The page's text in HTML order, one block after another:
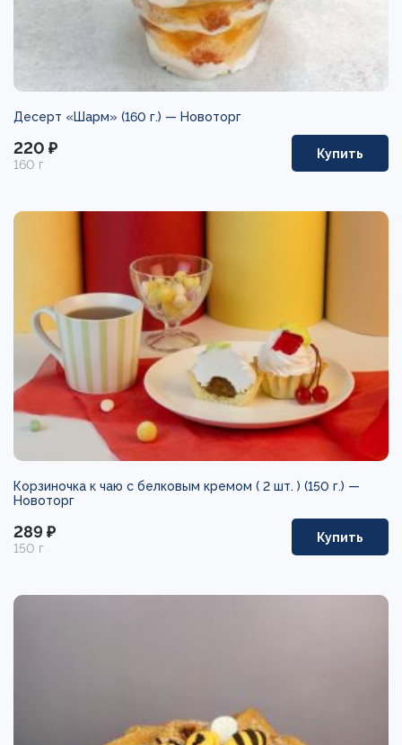
Десерт «Шарм» (160 г.) — Новоторг
220 ₽
160 г
Купить
Корзиночка к чаю с белковым кремом ( 2 шт. ) (150 г.) —
Новоторг
289 ₽
150 г
Купить